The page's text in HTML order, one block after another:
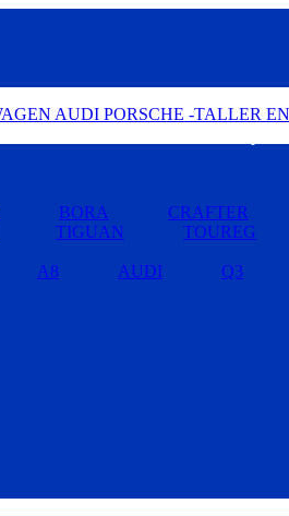
BORA CRAFTER
TIGUAN TOUREG
A8 AUDI Q3